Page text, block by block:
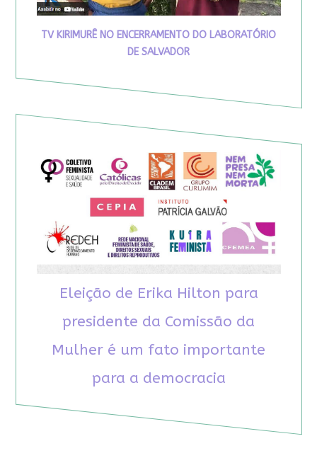
TV KIRIMURÊ NO ENCERRAMENTO DO LABORATÓRIO
DE SALVADOR
Eleição de Erika Hilton para
presidente da Comissão da
Mulher é um fato importante
para a democracia